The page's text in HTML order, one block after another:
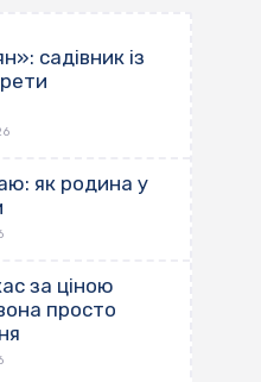
садівник із
як родина у
за ціною
просто